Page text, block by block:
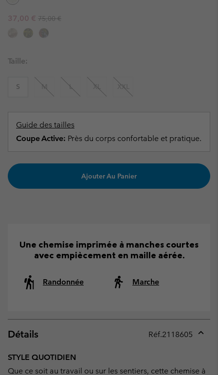
Sale price:
37,00 € Regular price:
75,00 €
Taille:
S M L XL XXL
Guide des tailles
Coupe Active: Près du corps confortable et pratique.
Ajouter Au Panier
Une chemise imprimée à manches courtes
avec empiècement en maille aérée.
Randonnée Marche
Détails Réf.2118605
STYLE QUOTIDIEN
Que ce soit au travail ou sur les sentiers, cette chemise à